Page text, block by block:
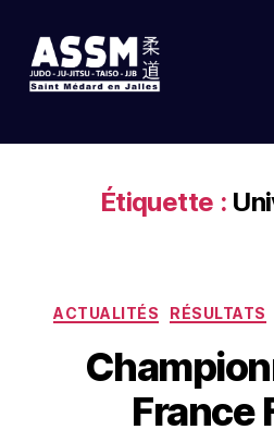
Étiquette :
ACTUALITÉS RÉSULTATS
France